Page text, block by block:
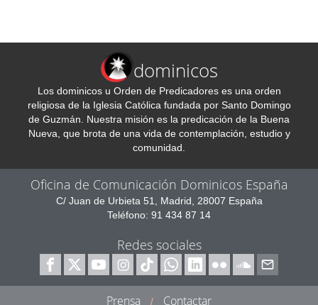
dominicos
Los dominicos u Orden de Predicadores es una orden
religiosa de la Iglesia Católica fundada por Santo Domingo
de Guzmán. Nuestra misión es la predicación de la Buena
Nueva, que brota de una vida de contemplación, estudio y
comunidad.
Oficina de Comunicación Dominicos España
C/ Juan de Urbieta 51, Madrid, 28007 España
Teléfono: 91 434 87 14
Redes sociales
Prensa / Contactar